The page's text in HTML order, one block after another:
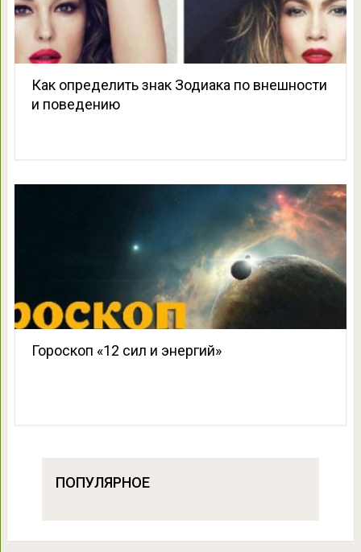
Как определить знак Зодиака по внешности
и поведению
Гороскоп «12 сил и энергий»
ПОПУЛЯРНОЕ